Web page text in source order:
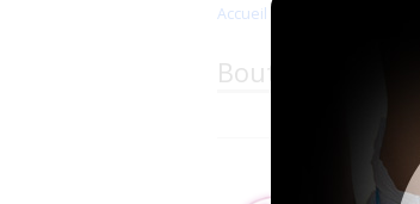
Accueil
Boutique : Forsite